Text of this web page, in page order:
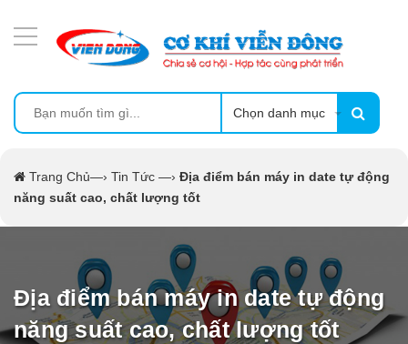
Chọn danh mục
Trang Chủ—› Tin Tức —› Địa điểm bán máy in date tự động
năng suất cao, chất lượng tốt
Địa điểm bán máy in date tự động
năng suất cao, chất lượng tốt
MÁY ÉP MÍA TẠO BỌT
MÁY RỬA BÁT SIÊU ÂM
MÁY SẤY THỰC PHẨM CÔNG NGHIỆP
CẨM NANG